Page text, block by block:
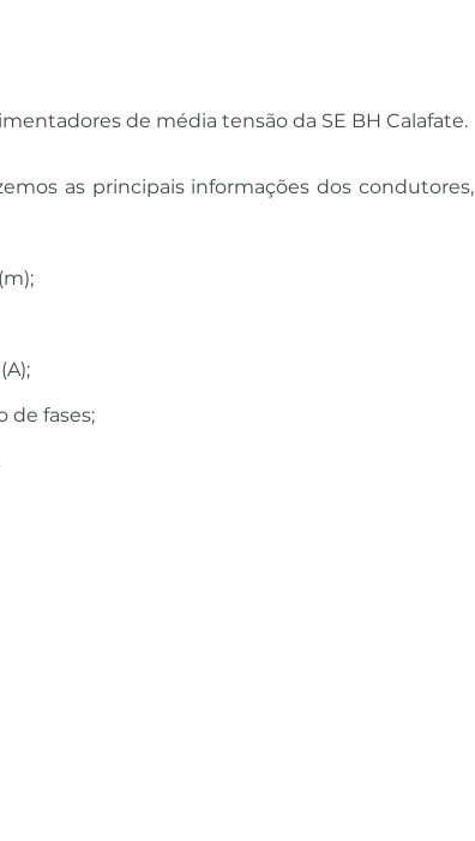
de média tensão da SE BH Calafate.
as principais informações dos condutores,
de fases;